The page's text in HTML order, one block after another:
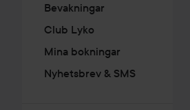
Bevakningar
Club Lyko
Mina bokningar
Nyhetsbrev & SMS